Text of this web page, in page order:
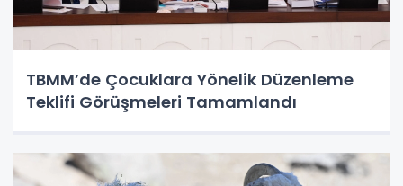
TBMM’de Çocuklara Yönelik Düzenleme
Teklifi Görüşmeleri Tamamlandı